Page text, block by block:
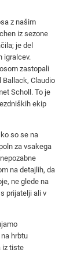
z našim
iz sezone
je del
igralcev.
zastopali
Claudio
Scholl. To je
ekip
so se na
za vsakega
na detajlih, da
ne glede na
prijatelji ali v
hrbtu
iz tiste